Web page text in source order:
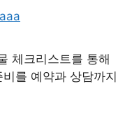
체크리스트를 통해
를 예약과 상담까지